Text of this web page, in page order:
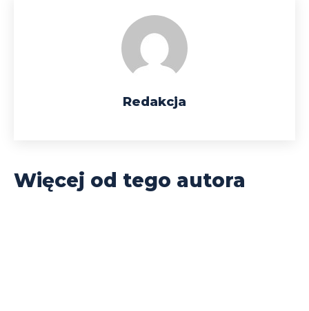
Redakcja
Więcej od tego autora